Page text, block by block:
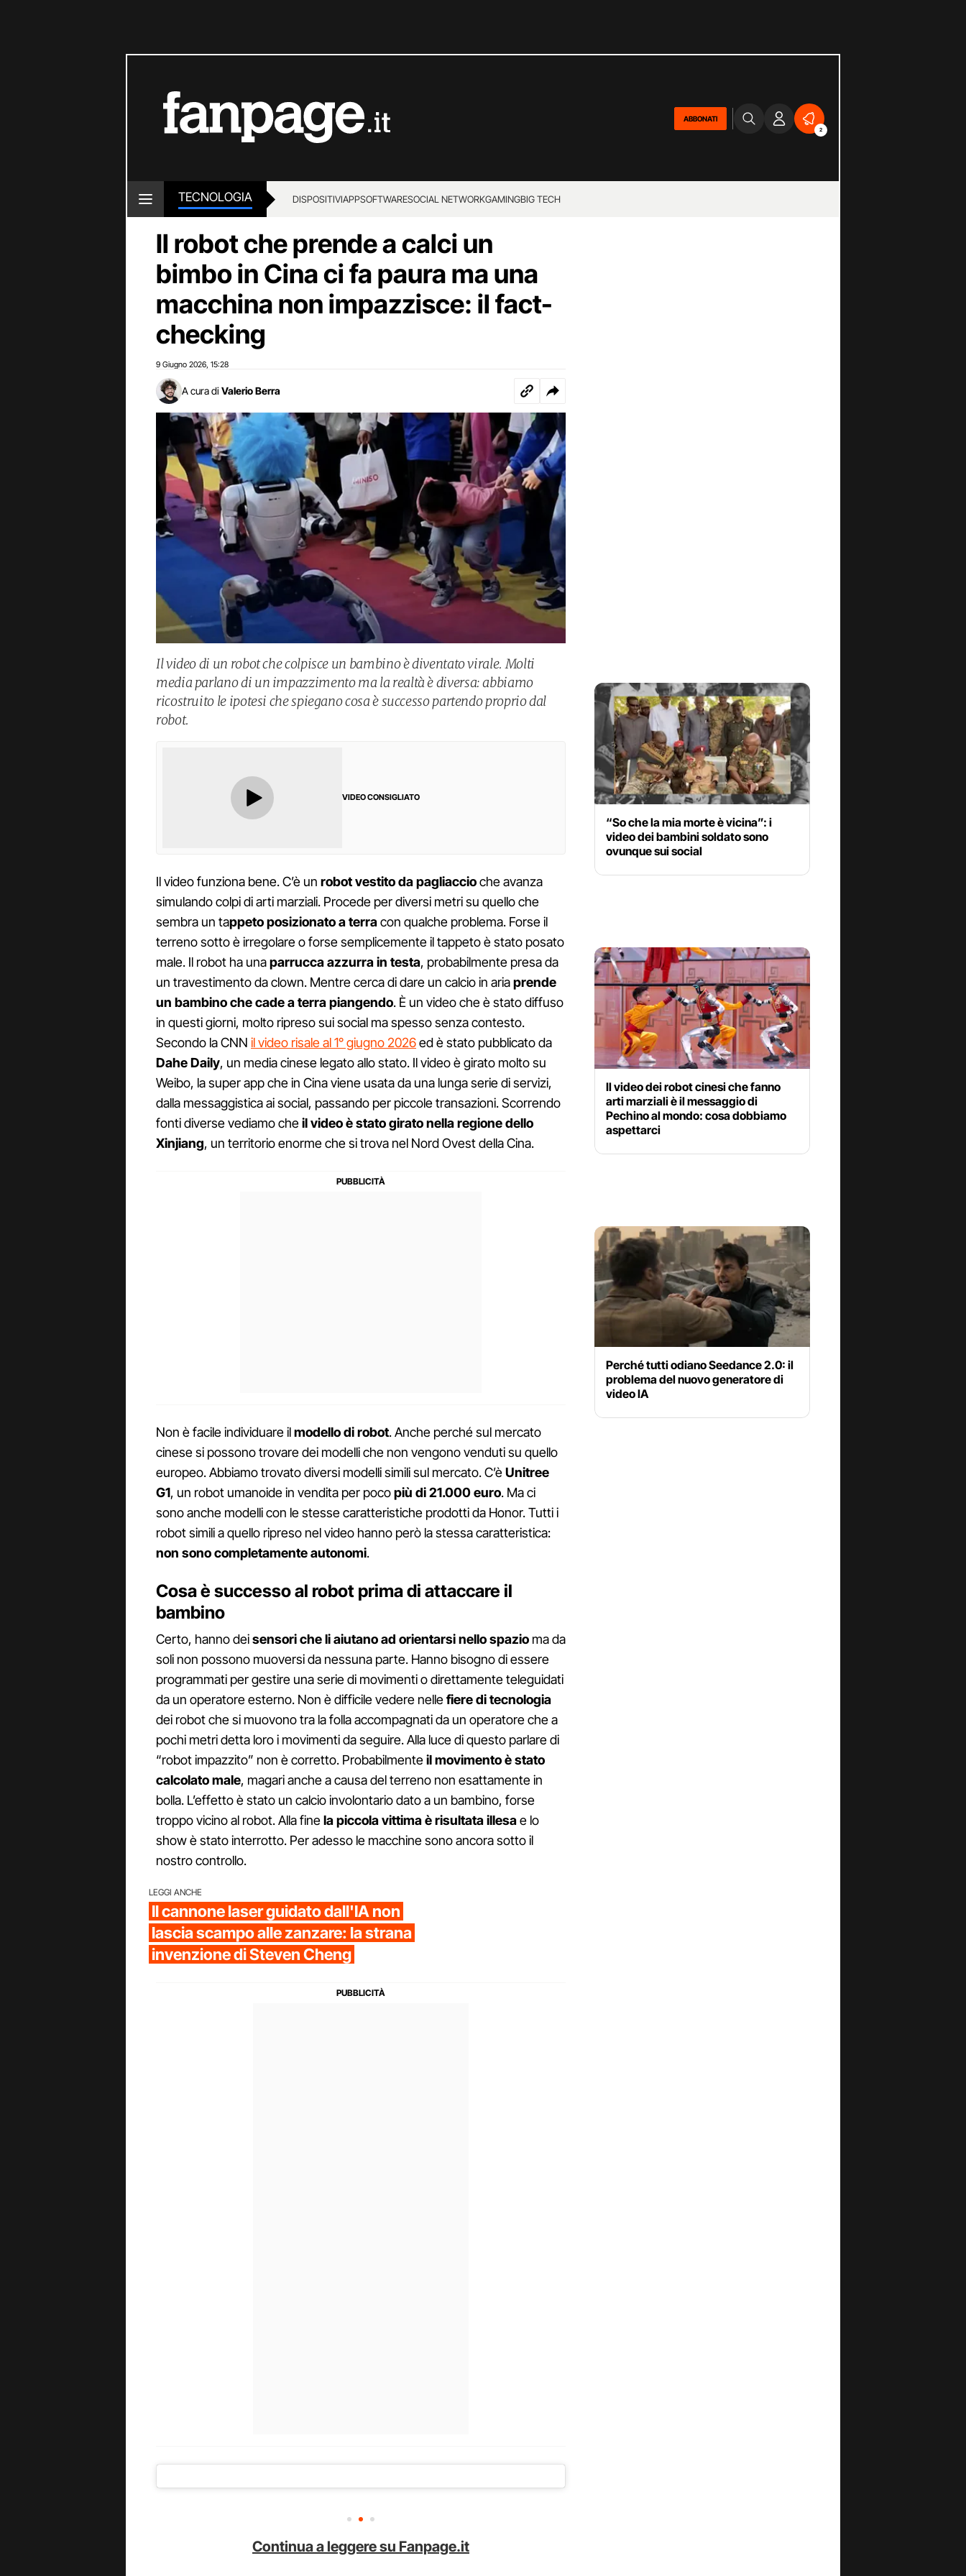
ABBONATI
2
TECNOLOGIA DISPOSITIVIAPPSOFTWARESOCIAL NETWORKGAMINGBIG TECH
Il robot che prende a calci un
bimbo in Cina ci fa paura ma una
macchina non impazzisce: il fact-
checking
9 Giugno 2026 15:28
A cura di Valerio Berra
Il video di un robot che colpisce un bambino è diventato virale. Molti
media parlano di un impazzimento ma la realtà è diversa: abbiamo
ricostruito le ipotesi che spiegano cosa è successo partendo proprio dal
robot.
VIDEO CONSIGLIATO
Il video funziona bene. C’è un robot vestito da pagliaccioche avanza
simulando colpi di arti marziali. Procede per diversi metri su quello che
sembra un tappeto posizionato a terracon qualche problema. Forse il
terreno sotto è irregolare o forse semplicemente il tappeto è stato posato
male. Il robot ha unaparrucca azzurra in testa, probabilmente presa da
un travestimento da clown. Mentre cerca di dare un calcio in ariaprende
un bambino che cade a terra piangendo. È un video che è stato diffuso
in questi giorni, molto ripreso sui social ma spesso senza contesto.
Secondo la CNN il video risale al 1° giugno 2026ed è stato pubblicato da
Dahe Daily, un media cinese legato allo stato. Il video è girato molto su
Weibo, la super app che in Cina viene usata da una lunga serie di servizi,
dalla messaggistica ai social, passando per piccole transazioni. Scorrendo
fonti diverse vediamo cheil video è stato girato nella regione dello
Xinjiang, un territorio enorme che si trova nel Nord Ovest della Cina.
Non è facile individuare ilmodello di robot. Anche perché sul mercato
cinese si possono trovare dei modelli che non vengono venduti su quello
europeo. Abbiamo trovato diversi modelli simili sul mercato. C’èUnitree
G1, un robot umanoide in vendita per pocopiù di 21.000 euro. Ma ci
sono anche modelli con le stesse caratteristiche prodotti da Honor. Tutti i
robot simili a quello ripreso nel video hanno però la stessa caratteristica:
non sono completamente autonomi.
Cosa è successo al robot prima di attaccare il
bambino
Certo, hanno deisensori che li aiutano ad orientarsi nello spazio ma da
soli non possono muoversi da nessuna parte. Hanno bisogno di essere
programmati per gestire una serie di movimenti o direttamente teleguidati
da un operatore esterno. Non è difficile vedere nellefiere di tecnologia
dei robot che si muovono tra la folla accompagnati da un operatore che a
pochi metri detta loro i movimenti da seguire. Alla luce di questo parlare di
“robot impazzito” non è corretto. Probabilmenteil movimento è stato
calcolato male, magari anche a causa del terreno non esattamente in
bolla. L’effetto è stato un calcio involontario dato a un bambino, forse
troppo vicino al robot. Alla finela piccola vittima è risultata illesae lo
show è stato interrotto. Per adesso le macchine sono ancora sotto il
nostro controllo.
LEGGI ANCHE
Il cannone laser guidato dall'IA non
lascia scampo alle zanzare: la strana
invenzione di Steven Cheng
Continua a leggere su Fanpage.it
“So che la mia morte è vicina”: i
video dei bambini soldato sono
ovunque sui social
Il video dei robot cinesi che fanno
arti marziali è il messaggio di
Pechino al mondo: cosa dobbiamo
aspettarci
Perché tutti odiano Seedance 2.0: il
problema del nuovo generatore di
video IA